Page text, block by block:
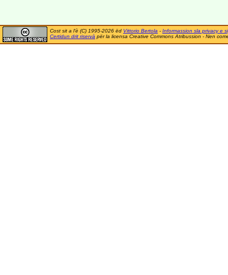
Cost sit a l'è (C) 1995-2026 ëd Vittorio Bertola - Informassion sla privacy e
Certidun drit riservà për la licensa Creative Commons Atribussion - Nen